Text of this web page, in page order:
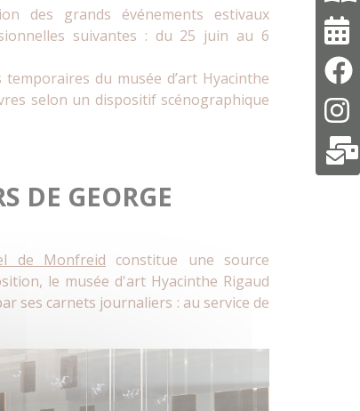
des grands événements estivaux
suivantes : du 25 juin au 6
du musée d’art Hyacinthe
selon un dispositif scénographique
DE GEORGE
de Monfreid constitue une source
le musée d'art Hyacinthe Rigaud
ses carnets journaliers : au service de